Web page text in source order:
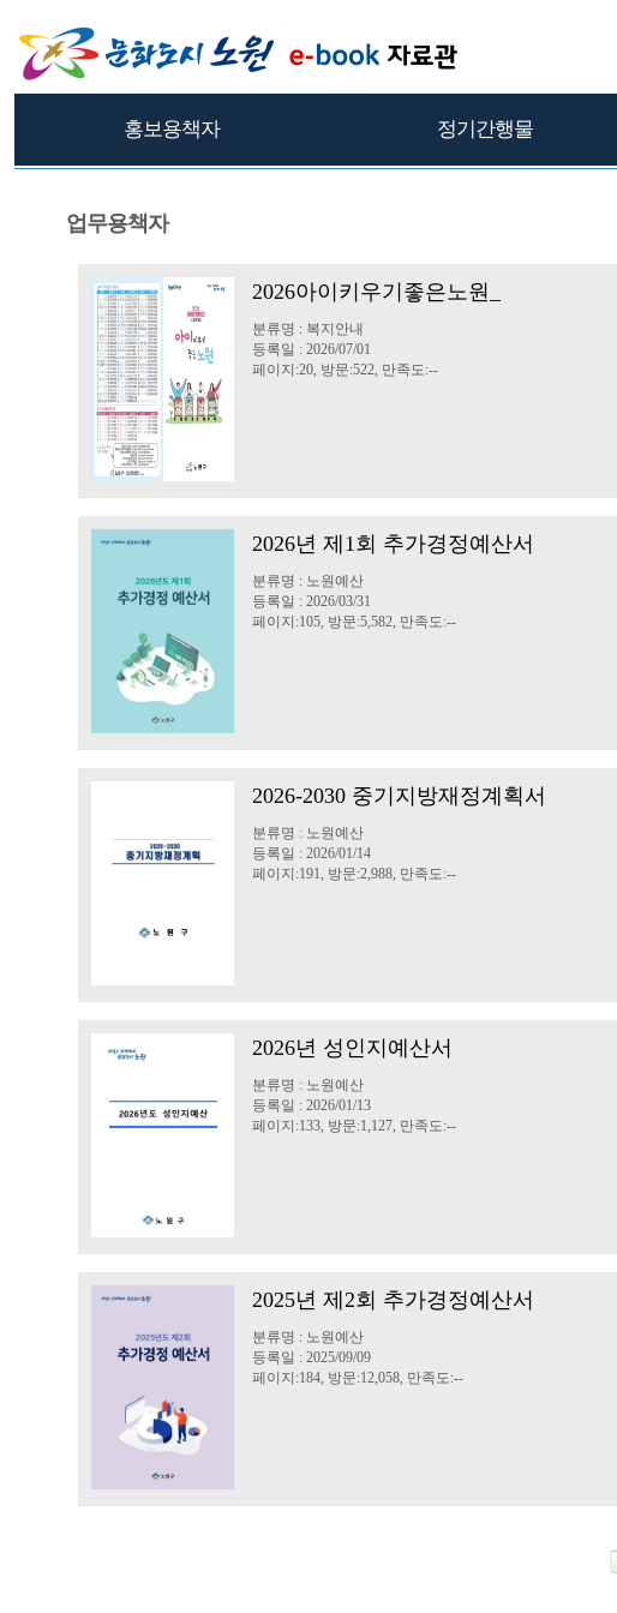
홍보용책자 정기간행물
업무용책자
2026아이키우기좋은노원_
분류명 : 복지안내
등록일 : 2026/07/01
페이지:20, 방문:522, 만족도:--
2026년 제1회 추가경정예산서
분류명 : 노원예산
등록일 : 2026/03/31
페이지:105, 방문:5,582, 만족도:--
2026-2030 중기지방재정계획서
분류명 : 노원예산
등록일 : 2026/01/14
페이지:191, 방문:2,988, 만족도:--
2026년 성인지예산서
분류명 : 노원예산
등록일 : 2026/01/13
페이지:133, 방문:1,127, 만족도:--
2025년 제2회 추가경정예산서
분류명 : 노원예산
등록일 : 2025/09/09
페이지:184, 방문:12,058, 만족도:--